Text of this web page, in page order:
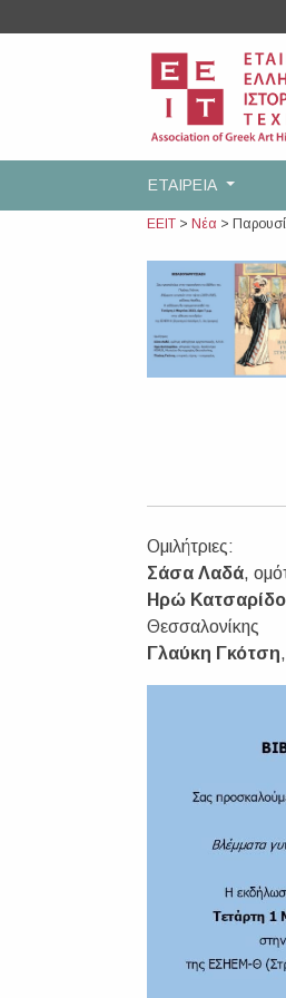
to
ΕΤΑΙΡEΙΑ
ΕΕΙΤ > Νέα >
Ομιλήτριες:
Σάσα Λαδά,
Ηρώ
Θεσσαλονίκης
Γλαύκη Γκότση